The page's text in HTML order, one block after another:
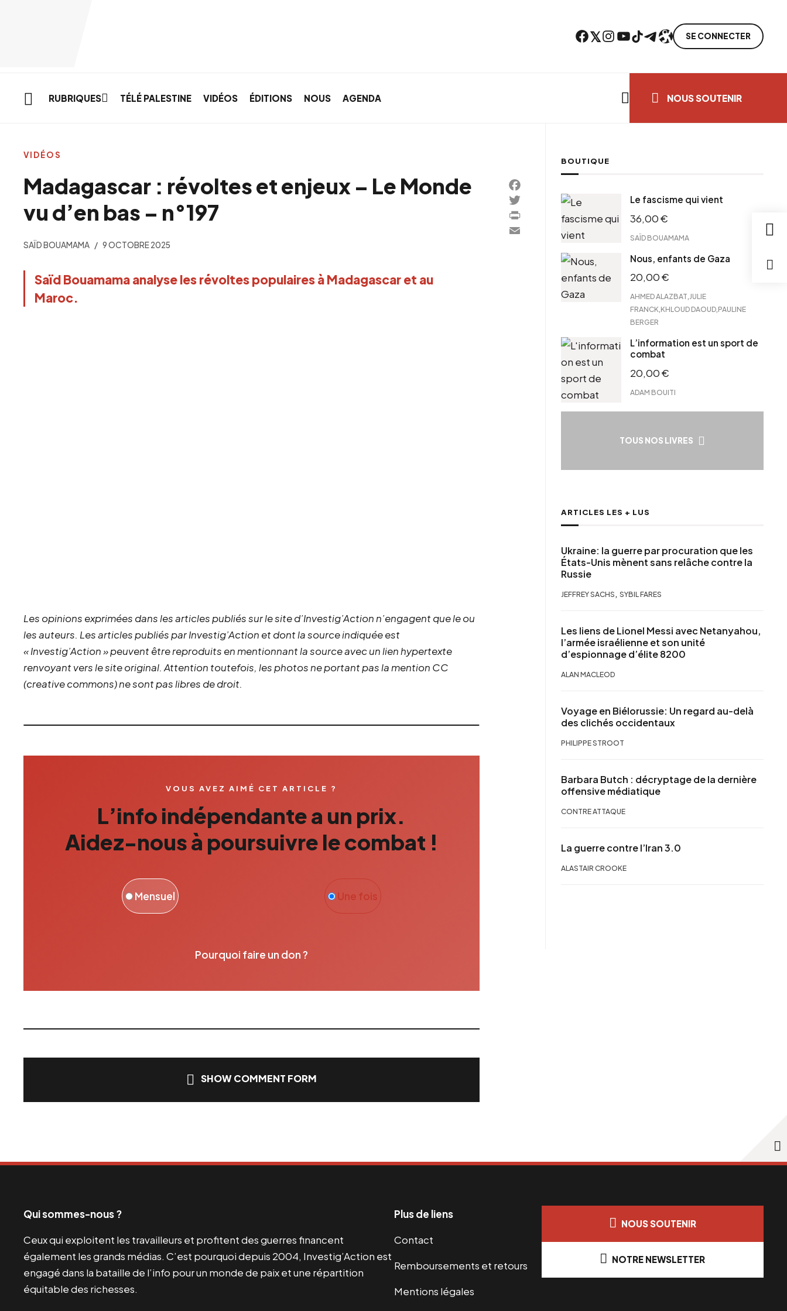
Facebook Twitter Instagram YouTube TikTok TelegramLien SE CONNECTER
RUBRIQUES TÉLÉ PALESTINE VIDÉOS ÉDITIONS NOUS AGENDA NOUS SOUTENIR
Madagascar : révoltes et enjeux – Le Monde
vu d’en bas – n°197
SAÏD BOUAMAMA 9 OCTOBRE 2025
Saïd Bouamama analyse les révoltes populaires à Madagascar et au
Maroc.
VIDÉOS
Les opinions exprimées dans les articles publiés sur le site d’Investig’Action n’engagent que le ou
les auteurs. Les articles publiés par Investig’Action et dont la source indiquée est
« Investig’Action » peuvent être reproduits en mentionnant la source avec un lien hypertexte
renvoyant vers le site original. Attention toutefois, les photos ne portant pas la mention CC
(creative commons) ne sont pas libres de droit.
VOUS AVEZ AIMÉ CET ARTICLE ?
L’info indépendante a un prix.
Aidez-nous à poursuivre le combat !
Une fois
Mensuel
Pourquoi faire un don ?
Facebook
Twitter
PrintFriendly
Email
SHOW COMMENT FORM
BOUTIQUE
Le fascisme qui vient
36,00€
SAÏD BOUAMAMA
Nous, enfants de Gaza
20,00€
AHMED ALAZBAT JULIE
FRANCK KHLOUD DAOUD PAULINE
BERGER
L’information est un sport de
combat
20,00€
ADAM BOUITI
TOUS NOS LIVRES
ARTICLES LES + LUS
Ukraine: la guerre par procuration que les
États-Unis mènent sans relâche contre la
Russie
JEFFREY SACHS , SYBIL FARES
Les liens de Lionel Messi avec Netanyahou,
l’armée israélienne et son unité
d’espionnage d’élite 8200
ALAN MACLEOD
Voyage en Biélorussie: Un regard au-delà
des clichés occidentaux
PHILIPPE STROOT
Barbara Butch : décryptage de la dernière
offensive médiatique
CONTRE ATTAQUE
La guerre contre l’Iran 3.0
ALASTAIR CROOKE
Qui sommes-nous ?
Ceux qui exploitent les travailleurs et profitent des guerres financent
également les grands médias. C’est pourquoi depuis 2004, Investig’Action est
engagé dans la bataille de l’info pour un monde de paix et une répartition
équitable des richesses.
Plus de liens
Contact
Remboursements et retours
Mentions légales
NOUS SOUTENIR
NOTRE NEWSLETTER